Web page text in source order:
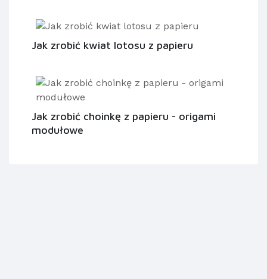
Jak zrobić kwiat lotosu z papieru
Jak zrobić choinkę z papieru - origami
modułowe